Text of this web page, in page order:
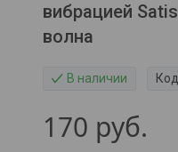
вибрацией
волна
В наличии
170 руб.